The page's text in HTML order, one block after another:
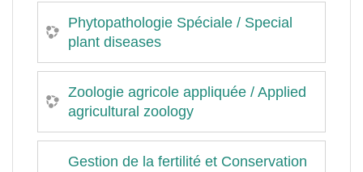
Phytopathologie Spéciale / Special
plant diseases
Zoologie agricole appliquée / Applied
agricultural zoology
Gestion de la fertilité et Conservation